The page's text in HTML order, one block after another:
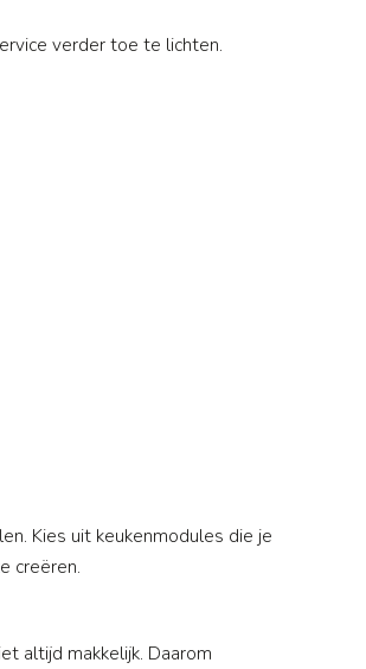
verder toe te lichten.
Kies uit keukenmodules die je
creëren.
altijd makkelijk. Daarom